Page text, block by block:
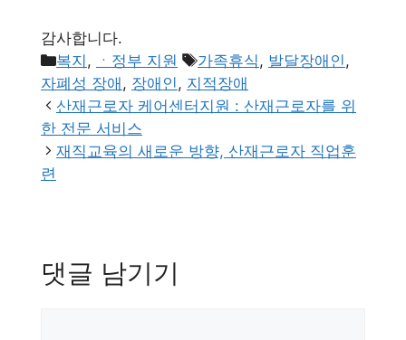
감사합니다.
카
테
고
리
복지, ㆍ정부 지원
태
그
가족휴식, 발달장애인,
자폐성 장애, 장애인, 지적장애
산재근로자 케어센터지원 : 산재근로자를 위
한 전문 서비스
재직교육의 새로운 방향, 산재근로자 직업훈
련
댓글 남기기